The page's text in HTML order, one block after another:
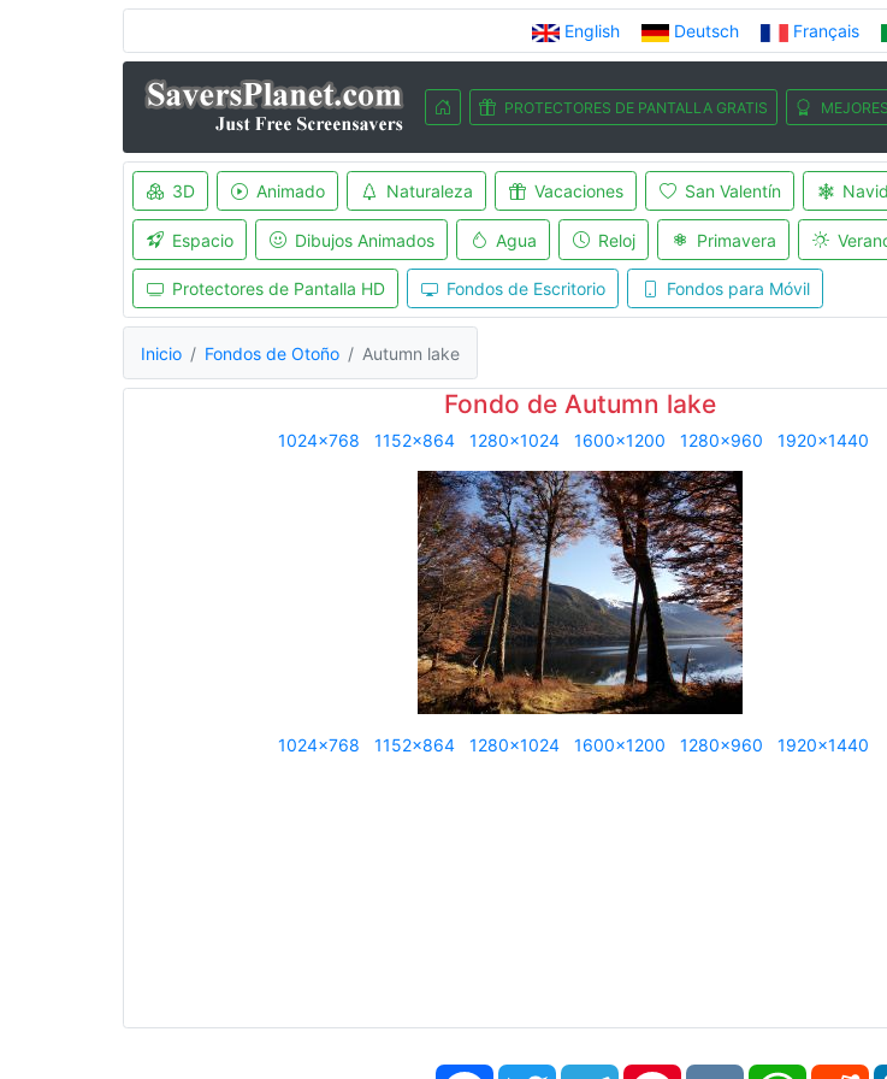
English Deutsch Français
PROTECTORES DE PANTALLA GRATIS
3D Animado Naturaleza Vacaciones San Valentín
Espacio Dibujos Animados Agua Reloj Primavera
Protectores de Pantalla HD Fondos de Escritorio Fondos para Móvil
Inicio Fondos de Otoño Autumn lake
Fondo de Autumn lake
1024x768 1152x864 1280x1024 1600x1200 1280x960 1920x1440
1024x768 1152x864 1280x1024 1600x1200 1280x960 1920x1440